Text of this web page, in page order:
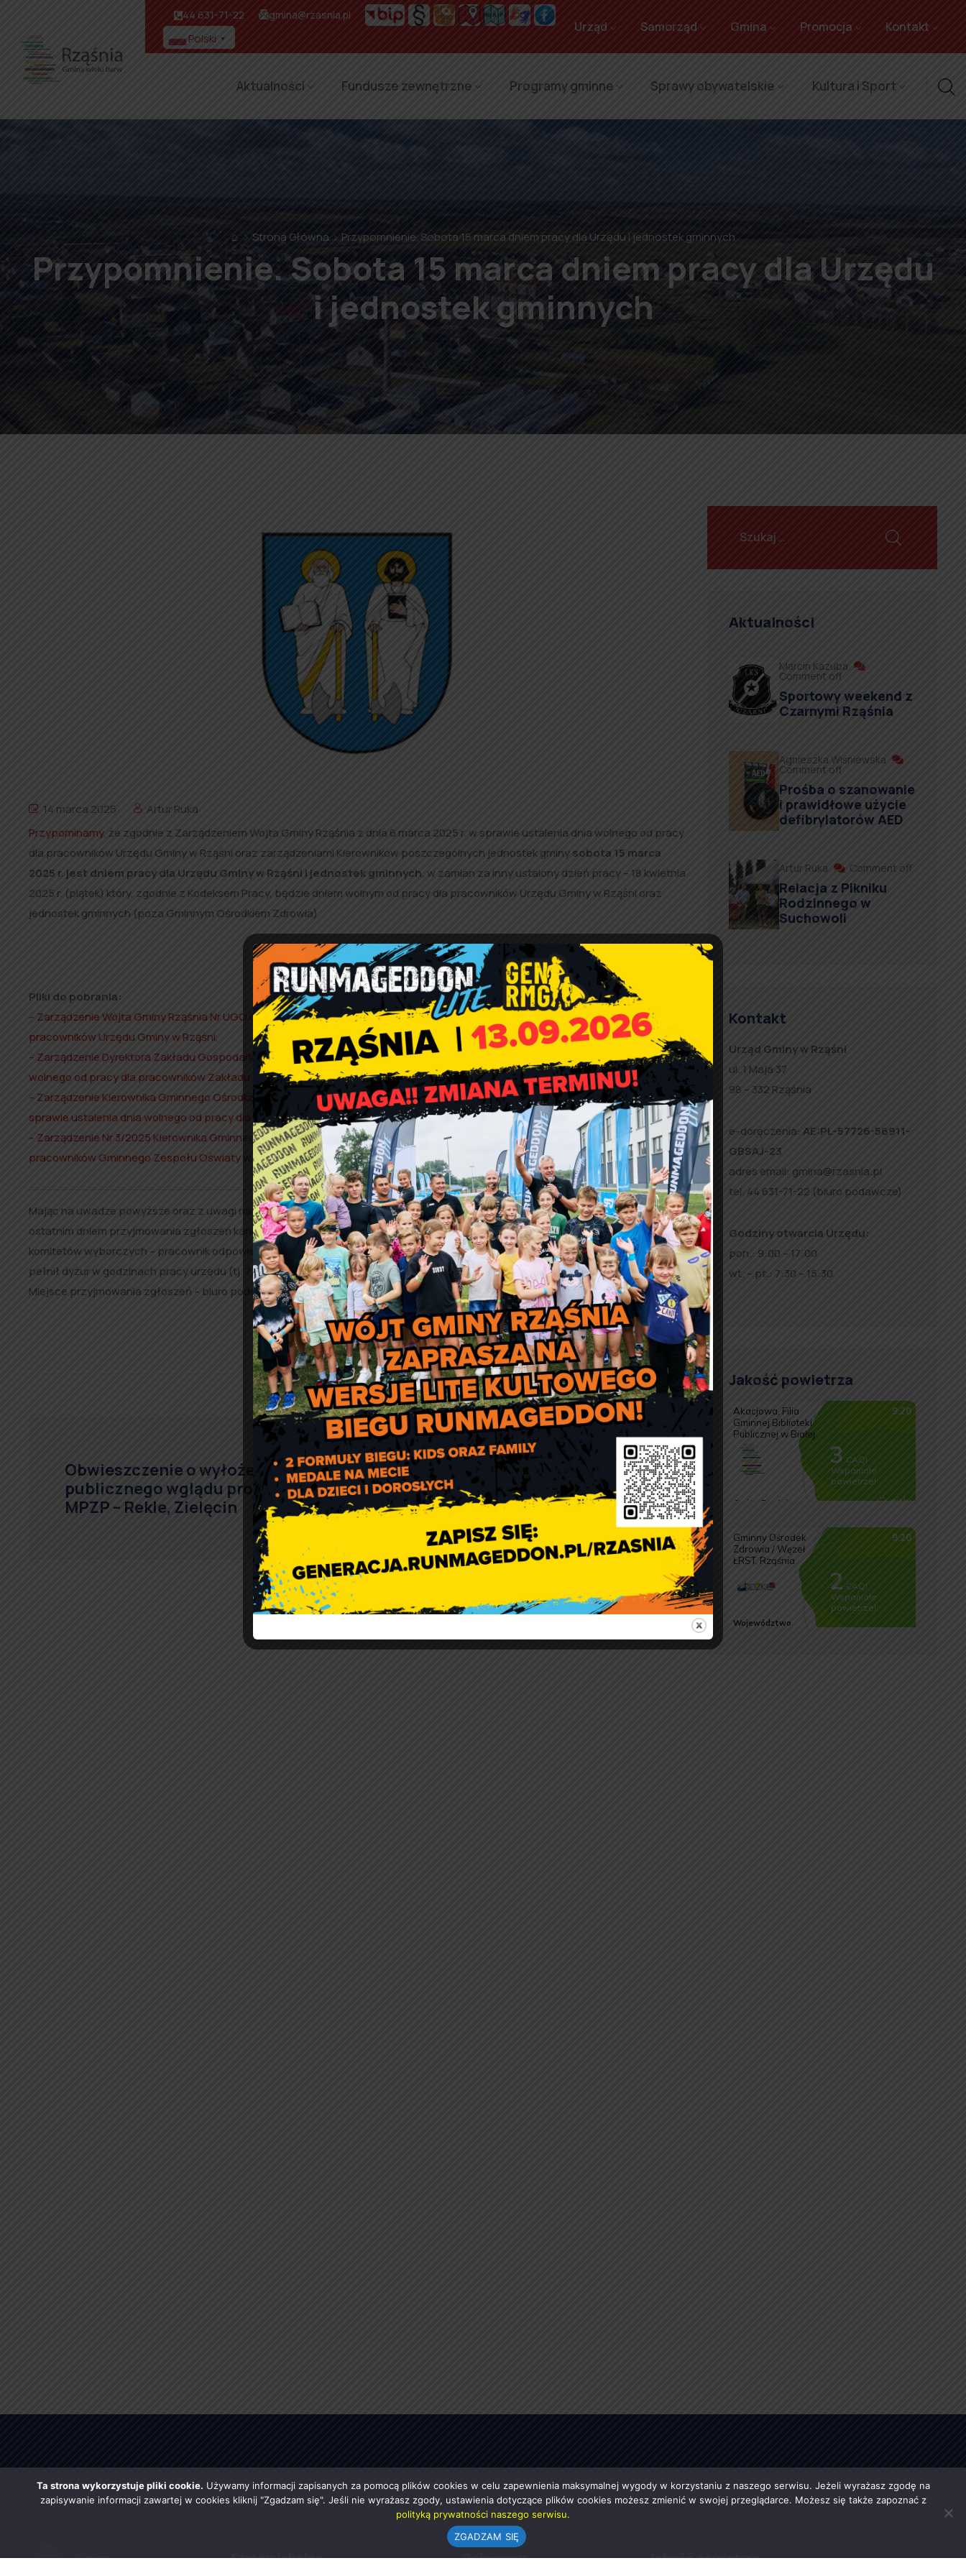
44 631-71-22 gmina@rzasnia.pl
Polski ▼
Urząd Samorząd Gmina Promocja Kontakt
Aktualności Fundusze zewnętrzne Programy gminne Sprawy obywatelskie Kultura i Sport
⌂ Strona Główna Przypomnienie. Sobota 15 marca dniem pracy dla Urzędu i jednostek gminnych
Przypomnienie. Sobota 15 marca dniem pracy dla Urzędu
i jednostek gminnych
14 marca 2025
Artur Ruka
Przypominamy, że zgodnie z Zarządzeniem Wójta Gminy Rząśnia z dnia 6 marca 2025 r. w sprawie ustalenia dnia wolnego od pracy
dla pracowników Urzędu Gminy w Rząśni oraz zarządzeniami Kierowników poszczególnych jednostek gminysobota 15 marca
2025 r. jest dniem pracy dla Urzędu Gminy w Rząśni i jednostek gminnych, w zamian za inny ustalony dzień pracy – 18 kwietnia
2025 r. (piątek) który, zgodnie z Kodeksem Pracy, będzie dniem wolnym od pracy dla pracowników Urzędu Gminy w Rząśni oraz
jednostek gminnych (poza Gminnym Ośrodkiem Zdrowia).
Pliki do pobrania:
– Zarządzenie Wójta Gminy Rząśnia Nr UGO.0050.21.2025 z dnia 6 marca 2025 r. w sprawie ustalenia dnia wolnego od pracy dla
pracowników Urzędu Gminy w Rząśni,
– Zarządzenie Dyrektora Zakładu Gospodarki Komunalnej w Rząśni Nr 2/2025 z dnia 6 marca 2025 r. w sprawie ustalenia dnia
wolnego od pracy dla pracowników Zakładu Gospodarki Komunalnej w Rząśni w dniu 18 kwietnia 2025 r.
– Zarządzenie Kierownika Gminnego Ośrodka Pomocy Społecznej w Rząśni Nr GOPS.0210.1.2025.IŚ z dnia 6 marca 2025 r. w
sprawie ustalenia dnia wolnego od pracy dla pracowników GOPS w Rząśni w dniu 18 kwietnia 2025 roku,
– Zarządzenie Nr 3/2025 Kierownika Gminnego Zespołu Oświaty w Rząśni z dnia 7 marca 2025 r. w sprawie zmiany czasu pracy
pracowników Gminnego Zespołu Oświaty w Rząśni w miesiącu marcu i kwietniu 2025 r.
Mając na uwadze powyższe oraz z uwagi na okoliczność, że zgodnie z kalendarzem wyborczym dzień 18 kwietnia 2025 roku jest
ostatnim dniem przyjmowania zgłoszeń kandydatów na członków obwodowych komisji wyborczych przez pełnomocników
komitetów wyborczych – pracownik odpowiedzialny za organizację wyborów Prezydenta RP dnia 18 kwietnia 2025 roku będzie
pełnił dyżur w godzinach pracy urzędu (tj. 7.30 – 15.30 ) – celem obsługi (rejestracji) zgłoszeń kandydatów na członków OKW.
Miejsce przyjmowania zgłoszeń – biuro podawcze Urzędu Gminy w Rząśni (parter).
Obwieszczenie o wyłożeniu do
publicznego wglądu projektu
MPZP – Rekle, Zielęcin
Powitanie wiosny z Biblioteką
w Stróży
Aktualności
Marcin Kazuba
Comment off
Sportowy weekend z
Czarnymi Rząśnia
Agnieszka Wiśniewska
Comment off
Prośba o szanowanie
i prawidłowe użycie
defibrylatorów AED
Artur Ruka Comment off
Relacja z Pikniku
Rodzinnego w
Suchowoli
Kontakt
Urząd Gminy w Rząśni
ul. 1 Maja 37
98 – 332 Rząśnia
e-doręczenia: AE:PL-57726-56911-
GBSAJ-23
adres email: gmina@rzasnia.pl
tel. 44 631-71-22 (biuro podawcze)
Godziny otwarcia Urzędu:
pon.: 9:00 – 17:00
wt. – pt.: 7:30 – 15:30
Jakość powietrza
Strony lokalne Polecamy Jakość powietrza
Ta strona wykorzystuje pliki cookie. Używamy informacji zapisanych za pomocą plików cookies w celu zapewnienia maksymalnej wygody w korzystaniu z naszego serwisu. Jeżeli wyrażasz zgodę na
zapisywanie informacji zawartej w cookies kliknij "Zgadzam się". Jeśli nie wyrażasz zgody, ustawienia dotyczące plików cookies możesz zmienić w swojej przeglądarce. Możesz się także zapoznać z
polityką prywatności naszego serwisu.
ZGADZAM SIĘ